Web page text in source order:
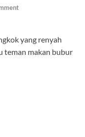
yang renyah
teman makan bubur